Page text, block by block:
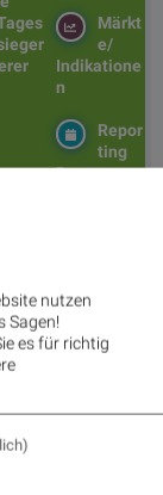
Märkt
e/
Indikatione
n
Repor
ting
Days
nutzen
Sagen!
es für richtig